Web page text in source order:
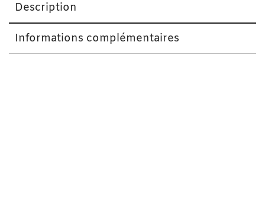
Description
Informations complémentaires